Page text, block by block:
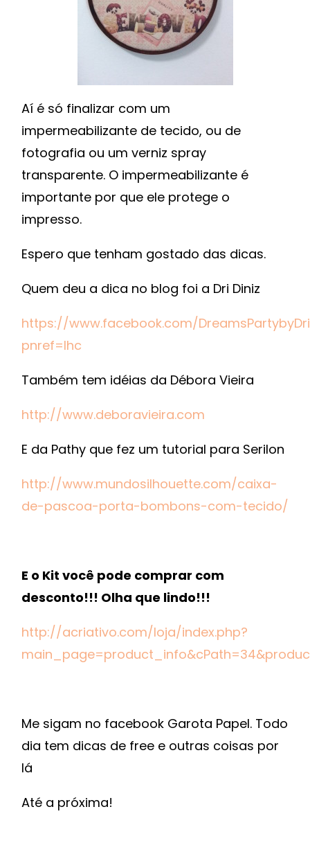
Aí é só finalizar com um
impermeabilizante de tecido, ou de
fotografia ou um verniz spray
transparente. O impermeabilizante é
importante por que ele protege o
impresso.
Espero que tenham gostado das dicas.
Quem deu a dica no blog foi a Dri Diniz
https://www.facebook.com/
pnref=lhc
Também tem idéias da Débora Vieira
http://www.deboravieira.com
E da Pathy que fez um tutorial para Serilon
http://www.mundosilhouette.com/caixa-
de-pascoa-porta-bombons-com-tecido/
E o Kit você pode comprar com
desconto!!! Olha que lindo!!!
http://acriativo.com/loja/index.php?
Me sigam no facebook Garota Papel. Todo
dia tem dicas de free e outras coisas por
lá
Até a próxima!